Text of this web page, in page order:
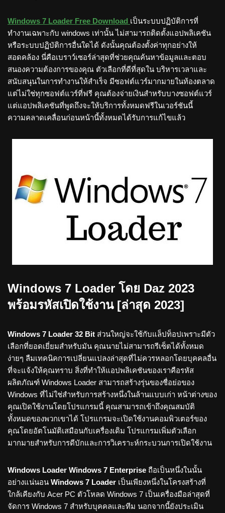
Windows 7 Loader Free Download เป็นระบบปฏิบัติการที่
ทำงานเฉพาะกับ windows เท่านั้น ไม่สามารถติดตั้งแอปพลิเคชัน
หรือระบบปฏิบัติการอื่นใดได้ ดังนั้นคุณต้องตั้งค่าทุกอย่างให้
สอดคล้อง นี่คือเบราว์เซอร์ล่าสุดที่ช่วยคุณค้นหาข้อมูลและตอบ
สนองความต้องการของคุณ ตัวเลือกที่ดีที่สุดใน บริหารเวลาและ
สนับสนุนในการทำงานให้สำเร็จ มีซอฟต์แวร์มากมายในท้องตลาด
แต่ไม่ใช่ทุกซอฟต์แวร์ที่ฟรี คุณต้องจ่ายเงินสำหรับบางซอฟต์แวร์
แต่แอปพลิเคชันที่พูดถึงจะให้บริการทั้งหมดฟรีในเวอร์ชันนี้
ความคลาดเคลื่อนก่อนหน้านี้ทั้งหมดได้รับการแก้ไขแล้ว
Windows 7 Loader โดย Daz 2023
พร้อมรหัสเปิดใช้งาน [ล่าสุด 2023]
Windows 7 Loader 32 Bit ส่วนใหญ่จะใช้กับแล็ปท็อปเพราะมีตัว
เลือกที่ยอดเยี่ยมสำหรับมัน คุณนายไม่สามารถรีเซ็ตได้ทั้งหมด
ง่ายๆ ลืมเทคนิคการเปลี่ยนแปลงล่าสุดที่ไม่ควรหลอกโดยบุคคลอื่น
ที่จะแจ้งให้คุณทราบ สิ่งที่ทำให้แอปพลิเคชันของเราคือรหัส
ผลิตภัณฑ์ Windows Loader สามารถสร้างรุ่นของชื่อย่อของ
Windows ที่ไม่ใช่สำหรับการสร้างหนึ่งในล้านแบบเก่า หน้าต่างของ
คุณเปิดใช้งานโดยโปรแกรมนี้ คุณสามารถเข้าถึงคุณสมบัติ
ทั้งหมดของพวกเขาได้ โปรแกรมจะเปิดใช้งานคอมพิวเตอร์ของ
คุณโดยอัตโนมัติเสมือนกับเครื่องเดิม โปรแกรมเพิ่มตัวเลือก
มากมายสำหรับการดีบักและการวิเคราะห์กระบวนการเปิดใช้งาน
Windows Loader Windows 7 Enterprise ถือเป็นหนึ่งในนั้น
อย่างแน่นอน Windows 7 Loader เป็นเพียงหนึ่งในโครงสร้างที่
ใกล้เคียงกับ Acer PC ตัวโหลด Windows 7 เป็นเครื่องมือล่าสุดที่
จัดการ Windows 7 สำหรับบุคคลและทีม นอกจากนี้ยังประเมิน